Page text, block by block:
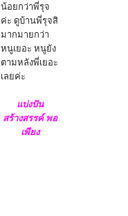
น้อยกว่าพี่รุจ
ค่ะ ดูบ้านพี่รุจสิ
มากมายกว่า
หนูเยอะ หนูยัง
ตามหลังพี่เยอะ
เลยค่ะ
แบ่งปัน
สร้างสรรค์ พอ
เพียง